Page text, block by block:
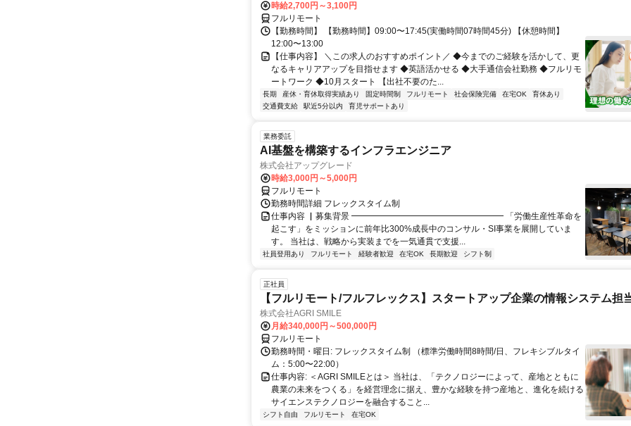
時給2,700円～3,100円
フルリモート
【勤務時間】 【勤務時間】09:00〜17:45(実働時間07時間45分) 【休憩時間】
12:00〜13:00
【仕事内容】 ＼この求人のおすすめポイント／ ◆今までのご経験を活かして、更
なるキャリアアップを目指せます ◆英語活かせる ◆大手通信会社勤務 ◆フルリモ
ートワーク ◆10月スタート 【出社不要のた...
長期 産休・育休取得実績あり 固定時間制 フルリモート 社会保険完備 在宅OK
育休あり
交通費支給
駅近5分以内 育児サポートあり
業務委託
AI基盤を構築するインフラエンジニア
株式会社アップグレード
時給3,000円～5,000円
フルリモート
勤務時間詳細 フレックスタイム制
仕事内容 ▏募集背景 ━━━━━━━━━━━━━━━━━━ 「労働生産性革命を
起こす」をミッションに前年比300%成長中のコンサル・SI事業を展開していま
す。 当社は、戦略から実装までを一気通貫で支援...
社員登用あり フルリモート 経験者歓迎 在宅OK 長期歓迎 シフト制
正社員
【フルリモート/フルフレックス】スタートアップ企業の情報システム担
株式会社AGRI SMILE
月給340,000円～500,000円
フルリモート
勤務時間・曜日: フレックスタイム制 （標準労働時間8時間/日、フレキシブルタイ
ム：5:00〜22:00）
仕事内容: ＜AGRI SMILEとは＞ 当社は、「テクノロジーによって、産地とともに
農業の未来をつくる」を経営理念に据え、豊かな経験を持つ産地と、進化を続ける
サイエンステクノロジーを融合すること...
シフト自由 フルリモート 在宅OK